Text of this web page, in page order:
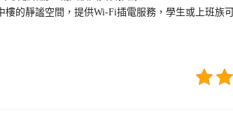
樓的靜謐空間，提供Wi-Fi插電服務，學生或上班族